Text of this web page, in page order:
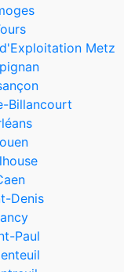
Metz
Billancourt
Denis
Paul